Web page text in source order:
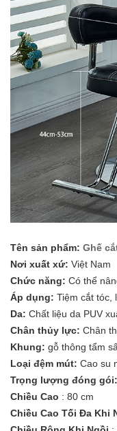
Tên sản phẩm: Ghế
Nơi xuất xứ: Việt Nam
Chức năng: Có thể
Áp dụng: Tiệm cắt tóc,
Da: Chất liệu da PUV
Chân thủy lực: Chân
Khung: gỗ thông tẩm
Loại đệm mút: Cao su
Trọng lượng đóng gói:
Chiều Cao : 80 cm
Chiều Cao Tối Đa Khi